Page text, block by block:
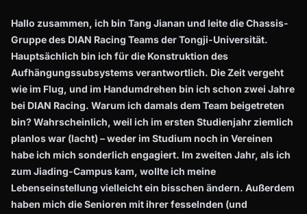
Hallo zusammen, ich bin Tang Jianan und leite die Chassis-
Gruppe des DIAN Racing Teams der Tongji-Universität.
Hauptsächlich bin ich für die Konstruktion des
Aufhängungssubsystems verantwortlich. Die Zeit vergeht
wie im Flug, und im Handumdrehen bin ich schon zwei Jahre
bei DIAN Racing. Warum ich damals dem Team beigetreten
bin? Wahrscheinlich, weil ich im ersten Studienjahr ziemlich
planlos war (lacht) – weder im Studium noch in Vereinen
habe ich mich sonderlich engagiert. Im zweiten Jahr, als ich
zum Jiading-Campus kam, wollte ich meine
Lebenseinstellung vielleicht ein bisschen ändern. Außerdem
haben mich die Senioren mit ihrer fesselnden (und